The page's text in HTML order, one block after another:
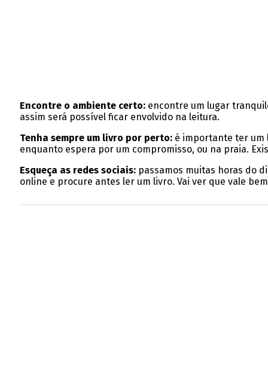
Encontre o ambiente certo:encontre um lugar
assim será possível ficar envolvido na leitura.
Tenha sempre um livro por perto:é importante ter um
enquanto espera por um compromisso, ou na praia.
Esqueça as redes sociais:passamos muitas horas do
online e procure antes ler um livro. Vai ver que vale